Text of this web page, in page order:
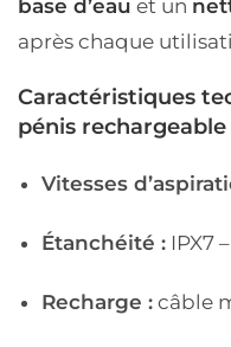
base d’eau et un
après chaque
Caractéristiques
pénis
Vitesses
Étanchéité : IPX7
Recharge : câble